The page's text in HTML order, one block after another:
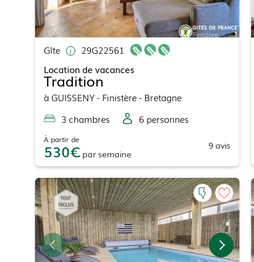
Gîte
29G22561
Location de vacances
Tradition
à GUISSENY- Finistère - Bretagne
3 chambres 6 personnes
À partir de
530 par semaine
9avis